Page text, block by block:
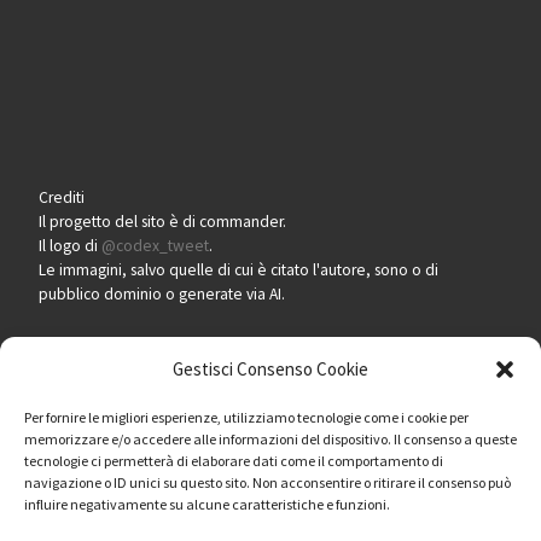
Gestisci Consenso Cookie
Per fornire le migliori esperienze, utilizziamo tecnologie come i cookie per
memorizzare e/o accedere alle informazioni del dispositivo. Il consenso a queste
tecnologie ci permetterà di elaborare dati come il comportamento di
navigazione o ID unici su questo sito. Non acconsentire o ritirare il consenso può
influire negativamente su alcune caratteristiche e funzioni.
Crediti
Il progetto del sito è di commander.
Il logo di @codex_tweet.
Le immagini, salvo quelle di cui è citato l'autore, sono o di
pubblico dominio o generate via AI.
Pero ogni segnalazione e per l'immediata rimozione di contenuti
soggetti a copyright,scrivere qui.